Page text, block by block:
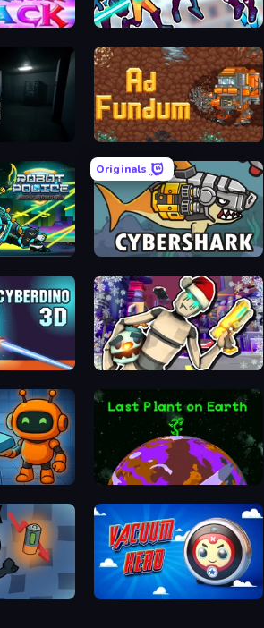
Hero 3: Flying Robot
Attack
Ad Fundum
Originals
CyberShark
Iron Panther
Cyberpunk: Corporation
CyberDino 3D
Last Plant On Earth
Robo Shop
Vacuum Hero: Mafia
ROBOTIK